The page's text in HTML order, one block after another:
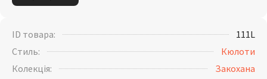
ID товара:
111L
Стиль:
Кюлоти
Колекція:
Закохана